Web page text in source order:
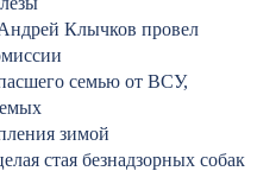
Клычков провел
семью от ВСУ,
зимой
стая безнадзорных собак